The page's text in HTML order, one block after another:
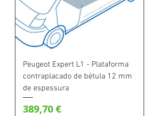
Peugeot Expert L1 - Plataforma
contraplacado de bétula 12 mm
de espessura
Prix
389,70 €